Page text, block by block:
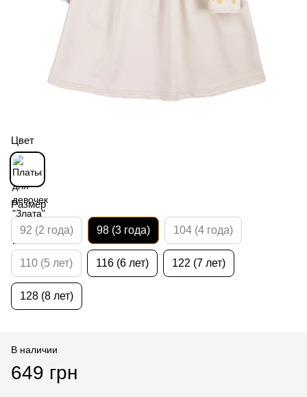
Цвет
Размер
92 (2 года) 98 (3 года) 104 (4 года)
110 (5 лет) 116 (6 лет) 122 (7 лет)
128 (8 лет)
В наличии
649 грн